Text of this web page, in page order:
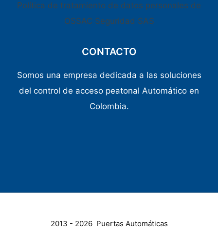
Política de tratamiento de datos personales de
OSSAC Seguridad SAS
CONTACTO
Somos una empresa dedicada a las soluciones
del control de acceso peatonal Automático en
Colombia.
2013 - 2026 Puertas Automáticas